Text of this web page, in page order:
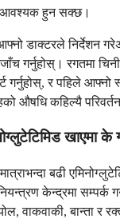
आवश्यक हुन सक्छ।
डाक्टरले निर्देशन
गर्नुहोस्। रगतमा
गर्नुहोस्, र पहिले
औषधि कहिल्यै
खाएमा के
बढी
केन्द्रमा सम्पर्क
वाकवाकी, बान्ता र